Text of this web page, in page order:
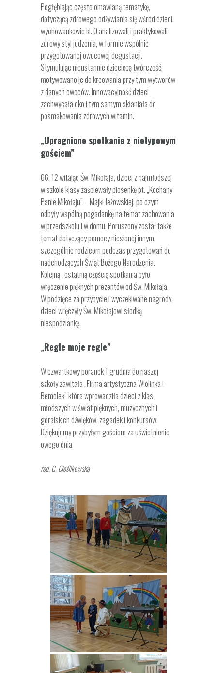
Pogłębiając często omawianą tematykę,
dotyczącą zdrowego odżywiania się wśród dzieci,
wychowankowie kl. 0 analizowali i praktykowali
zdrowy styl jedzenia, w formie wspólnie
przygotowanej owocowej degustacji.
Stymulując nieustannie dziecięcą twórczość,
motywowano je do kreowania przy tym wytworów
z danych owoców. Innowacyjność dzieci
zachwycała oko i tym samym skłaniała do
posmakowania zdrowych witamin.
„Upragnione spotkanie z nietypowym
gościem”
06. 12 witając Św. Mikołaja, dzieci z najmłodszej
w szkole klasy zaśpiewały piosenkę pt. „Kochany
Panie Mikołaju” – Majki Jeżowskiej, po czym
odbyły wspólną pogadankę na temat zachowania
w przedszkolu i w domu. Poruszony został także
temat dotyczący pomocy niesionej innym,
szczególnie rodzicom podczas przygotowań do
nadchodzących Świąt Bożego Narodzenia.
Kolejną i ostatnią częścią spotkania było
wręczenie pięknych prezentów od Św. Mikołaja.
W podzięce za przybycie i wyczekiwane nagrody,
dzieci wręczyły Św. Mikołajowi słodką
niespodziankę.
„Regle moje regle”
W czwartkowy poranek 1 grudnia do naszej
szkoły zawitała „Firma artystyczna Wiolinka i
Bemolek” która wprowadziła dzieci z klas
młodszych w świat pięknych, muzycznych i
góralskich dźwięków, zagadek i konkursów.
Dziękujemy przybyłym gościom za uświetnienie
owego dnia.
red. G. Cieślikowska